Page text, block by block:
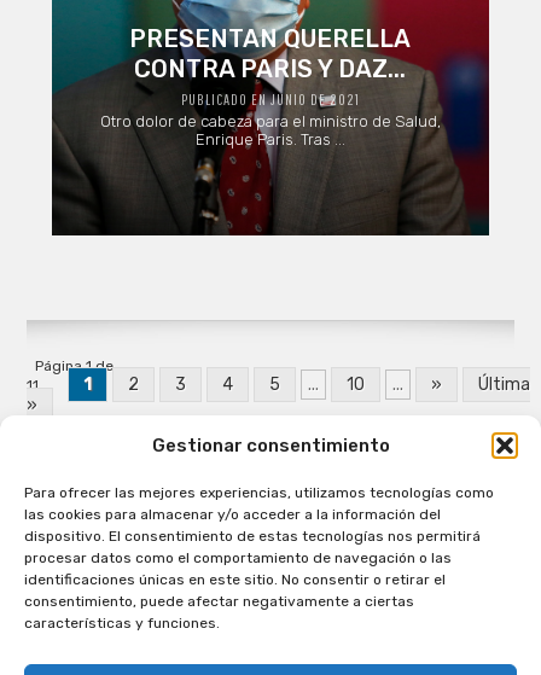
Gestionar consentimiento
Para ofrecer las mejores experiencias, utilizamos tecnologías como
las cookies para almacenar y/o acceder a la información del
dispositivo. El consentimiento de estas tecnologías nos permitirá
procesar datos como el comportamiento de navegación o las
identificaciones únicas en este sitio. No consentir o retirar el
consentimiento, puede afectar negativamente a ciertas
características y funciones.
PRESENTAN QUERELLA
CONTRA PARIS Y DAZ...
PUBLICADO EN JUNIO DE 2021
Otro dolor de cabeza para el ministro de Salud,
Enrique Paris. Tras ...
Página 1 de
11
1 2 3 4 5 ... 10 ... »
Última
»
Patagual Radio Digital 2026 - Todos los derechos
reservados
la Radio de Verdad
Cobertura
Programación